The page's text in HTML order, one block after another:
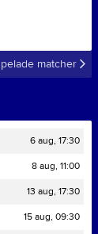
matcher
6 aug, 17:30
8 aug, 11:00
13 aug, 17:30
15 aug, 09:30